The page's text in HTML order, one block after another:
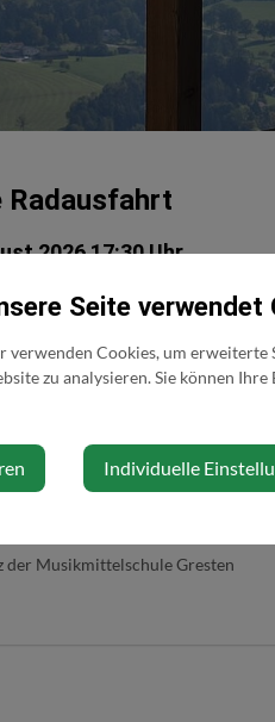
Radausfahrt
2026 17:30 Uhr
aus Sicherheitsgründen beim
gemeinsame sportliche Aktivität
der Straße fahren wir
in der Gruppe variieren.
hat, geht es gemeinsam weiter.
80410 4138 Privat & WhatsApp:
Musikmittelschule Gresten
Seite verwendet
verwenden Cookies, um
zu analysieren. Sie können
Individuelle